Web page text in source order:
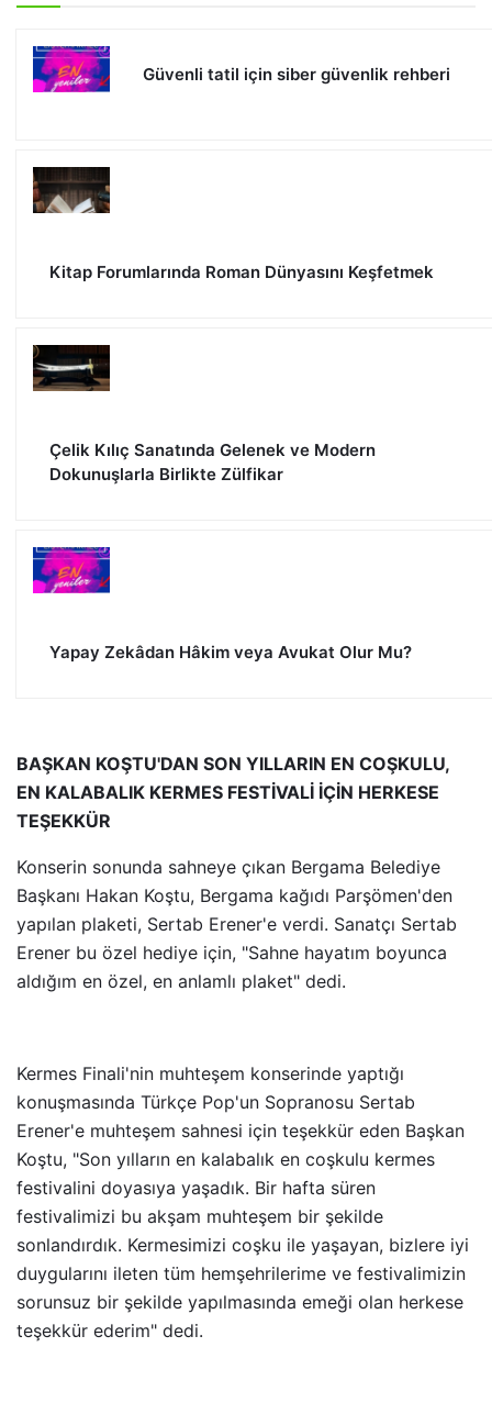
Güvenli tatil için siber güvenlik rehberi
Kitap Forumlarında Roman Dünyasını Keşfetmek
Çelik Kılıç Sanatında Gelenek ve Modern
Dokunuşlarla Birlikte Zülfikar
Yapay Zekâdan Hâkim veya Avukat Olur Mu?
BAŞKAN KOŞTU'DAN SON YILLARIN EN COŞKULU,
EN KALABALIK KERMES FESTİVALİ İÇİN HERKESE
TEŞEKKÜR
Konserin sonunda sahneye çıkan Bergama Belediye
Başkanı Hakan Koştu, Bergama kağıdı Parşömen'den
yapılan plaketi, Sertab Erener'e verdi. Sanatçı Sertab
Erener bu özel hediye için, "Sahne hayatım boyunca
aldığım en özel, en anlamlı plaket" dedi.
Kermes Finali'nin muhteşem konserinde yaptığı
konuşmasında Türkçe Pop'un Sopranosu Sertab
Erener'e muhteşem sahnesi için teşekkür eden Başkan
Koştu, "Son yılların en kalabalık en coşkulu kermes
festivalini doyasıya yaşadık. Bir hafta süren
festivalimizi bu akşam muhteşem bir şekilde
sonlandırdık. Kermesimizi coşku ile yaşayan, bizlere iyi
duygularını ileten tüm hemşehrilerime ve festivalimizin
sorunsuz bir şekilde yapılmasında emeği olan herkese
teşekkür ederim" dedi.